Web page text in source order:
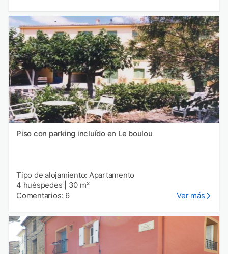
Piso con parking incluído en Le boulou
Tipo de alojamiento: Apartamento
4 huéspedes
30 m²
Comentarios: 6
Ver más